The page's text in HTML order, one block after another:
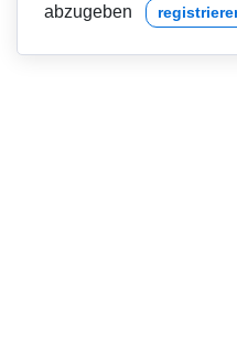
abzugeben